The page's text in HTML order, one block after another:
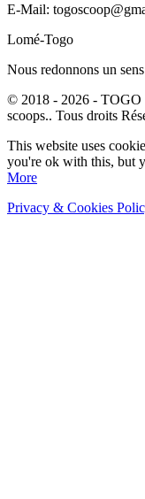
E-Mail:
Lomé-Togo
Nous redonnons un
© 2018 - 2026 - TOGO
scoops.. Tous droits
This website uses
you're ok with this, but
More
Privacy & Cookies